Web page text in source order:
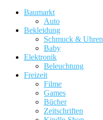
Baumarkt
Auto
Bekleidung
Schmuck & Uhren
Baby
Elektronik
Beleuchtung
Freizeit
Filme
Games
Bücher
Zeitschriften